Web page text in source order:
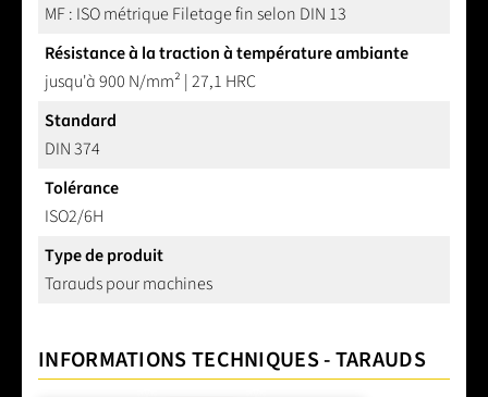
MF : ISO métrique Filetage fin selon DIN 13
Résistance à la traction à température ambiante
jusqu'à 900 N/mm² | 27,1 HRC
Standard
DIN 374
Tolérance
ISO2/6H
Type de produit
Tarauds pour machines
INFORMATIONS TECHNIQUES - TARAUDS